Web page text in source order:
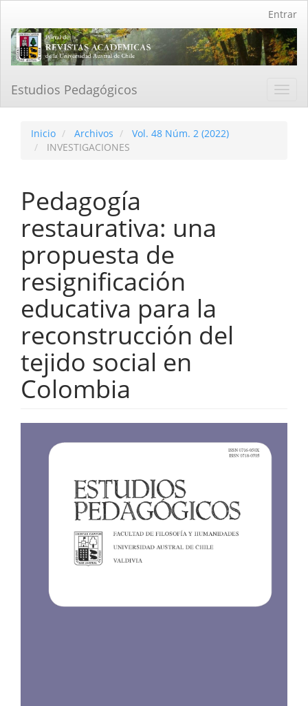
Contenido
principal
Barra
Entrar
Estudios Pedagógicos
Inicio Archivos
Vol. 48 Núm. 2 (2022)
INVESTIGACIONES
Pedagogía
restaurativa: una
propuesta de
resignificación
educativa para la
reconstrucción del
tejido social en
Colombia
lateral
artículo